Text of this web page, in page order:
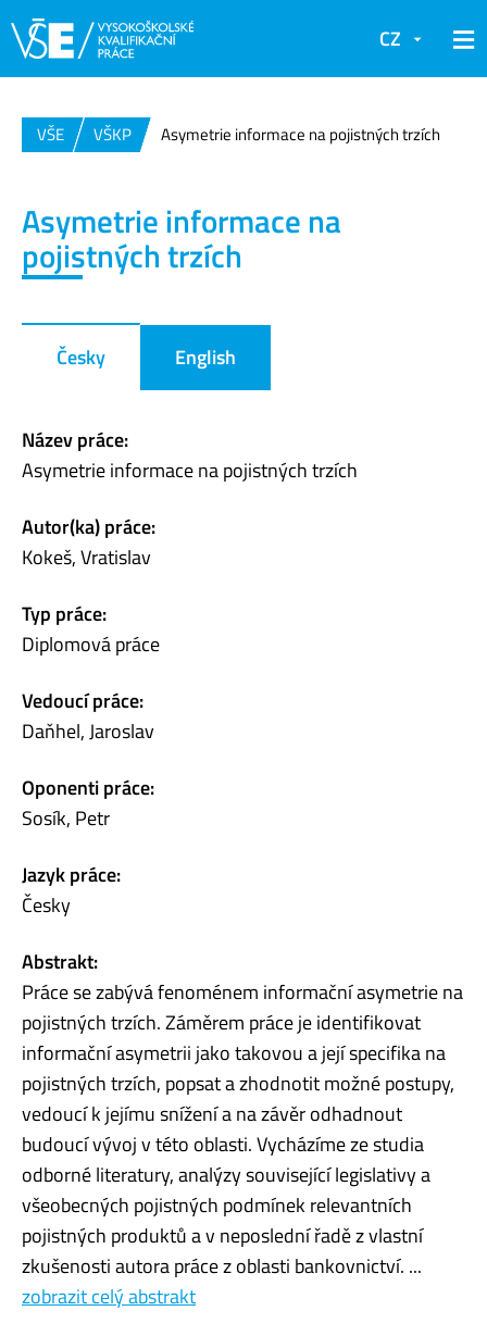
CZ
VŠE VŠKP Asymetrie informace na pojistných trzích
Asymetrie informace na
pojistných trzích
Česky English
Název práce:
Asymetrie informace na pojistných trzích
Autor(ka) práce:
Kokeš, Vratislav
Typ práce:
Diplomová práce
Vedoucí práce:
Daňhel, Jaroslav
Oponenti práce:
Sosík, Petr
Jazyk práce:
Česky
Abstrakt:
Práce se zabývá fenoménem informační asymetrie na
pojistných trzích. Záměrem práce je identifikovat
informační asymetrii jako takovou a její specifika na
pojistných trzích, popsat a zhodnotit možné postupy,
vedoucí k jejímu snížení a na závěr odhadnout
budoucí vývoj v této oblasti. Vycházíme ze studia
odborné literatury, analýzy související legislativy a
všeobecných pojistných podmínek relevantních
pojistných produktů a v neposlední řadě z vlastní
zkušenosti autora práce z oblasti bankovnictví. ...
zobrazit celý abstrakt